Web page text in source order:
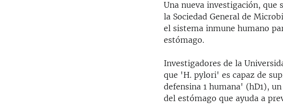
Una nueva investigación, que
la Sociedad General de
el sistema inmune humano
estómago.
Investigadores de la
que 'H. pylori' es capaz de
defensina 1 humana' (hD1),
del estómago que ayuda a